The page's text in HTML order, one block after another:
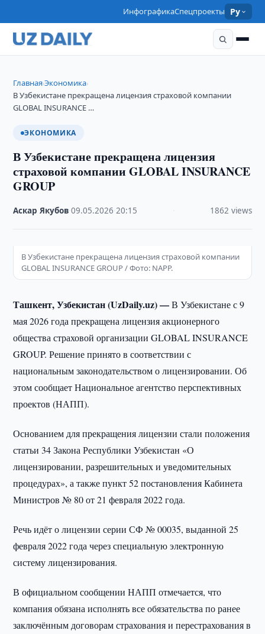
ИнфографикаСпецпроекты Ру
Главная›Экономика›
В Узбекистане прекращена лицензия страховой компании
GLOBAL INSURANCE …
ЭКОНОМИКА
В Узбекистане прекращена лицензия
страховой компании GLOBAL INSURANCE
GROUP
Аскар Якубов ·09.05.2026 ·20:15 1862 views
В Узбекистане прекращена лицензия страховой компании
GLOBAL INSURANCE GROUP / Фото: NAPP.
Ташкент, Узбекистан (UzDaily.uz) —В Узбекистане с 9
мая 2026 года прекращена лицензия акционерного
общества страховой организации GLOBAL INSURANCE
GROUP. Решение принято в соответствии с
национальным законодательством о лицензировании. Об
этом сообщает Национальное агентство перспективных
проектов (НАПП).
Основанием для прекращения лицензии стали положения
статьи 34 Закона Республики Узбекистан «О
лицензировании, разрешительных и уведомительных
процедурах», а также пункт 52 постановления Кабинета
Министров № 80 от 21 февраля 2022 года.
Речь идёт о лицензии серии СФ № 00035, выданной 25
февраля 2022 года через специальную электронную
систему лицензирования.
В официальном сообщении НАПП отмечается, что
компания обязана исполнять все обязательства по ранее
заключённым договорам страхования и перестрахования в